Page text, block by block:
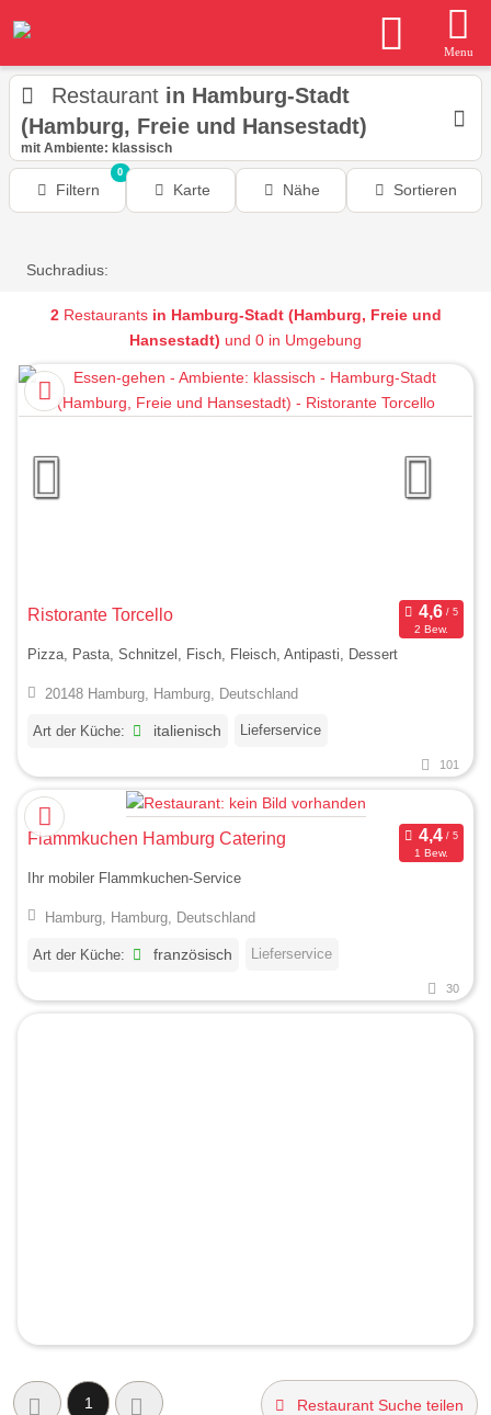
Menu
Restaurant in Hamburg-Stadt
(Hamburg, Freie und Hansestadt)
mit Ambiente: klassisch
Filtern
0
Karte Nähe Sortieren
Suchradius:
2Restaurants in Hamburg-Stadt (Hamburg, Freie und
Hansestadt) und 0 in Umgebung
Ristorante Torcello
2 Bew.
Pizza, Pasta, Schnitzel, Fisch, Fleisch, Antipasti, Dessert
20148 Hamburg, Hamburg, Deutschland
Art der Küche: italienisch Lieferservice
101
Flammkuchen Hamburg Catering
1 Bew.
Ihr mobiler Flammkuchen-Service
Hamburg, Hamburg, Deutschland
Art der Küche: französisch Lieferservice
30
1 Restaurant Suche teilen